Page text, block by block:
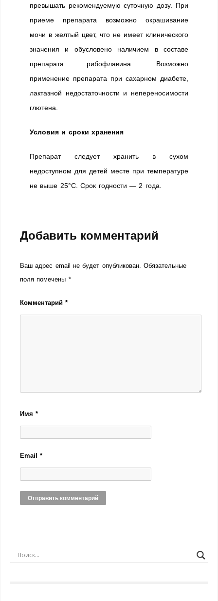
превышать рекомендуемую суточную дозу. При
приеме препарата возможно окрашивание
мочи в желтый цвет, что не имеет клинического
значения и обусловено наличием в составе
препарата рибофлавина. Возможно
применение препарата при сахарном диабете,
лактазной недостаточности и непереносимости
глютена.
Условия и сроки хранения
Препарат следует хранить в сухом
недоступном для детей месте при температуре
не выше 25°C. Срок годности — 2 года.
Добавить комментарий
Ваш адрес email не будет опубликован. Обязательные
поля помечены *
Комментарий*
Имя*
Email*